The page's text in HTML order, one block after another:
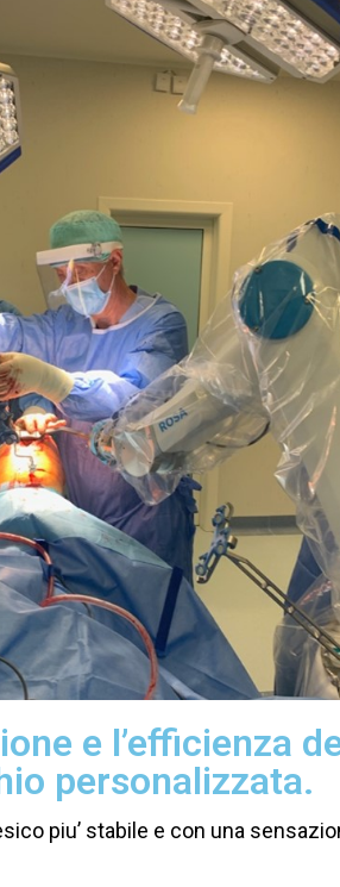
e l’efficienza
personalizzata.
piu’ stabile e con una